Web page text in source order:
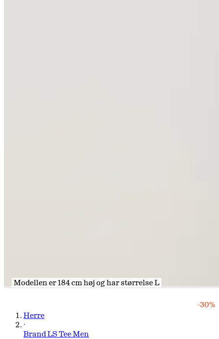
Modellen er 184 cm høj og har størrelse L
Modellen er 184 cm høj og har størrelse L
Modellen er 184 cm høj og har størrelse L
Modellen er 184 cm høj og har størrelse L
Herre
·
Brand LS Tee Men
-30%